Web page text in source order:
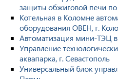
защиты обжиговой печи по
Котельная в Коломне
оборудования ОВЕН, г.
Автоматизация мини-ТЭЦ
Управление
аквапарка, г. Севастополь
Универсальный блок